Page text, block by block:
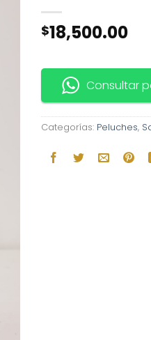
$18,500.00
Consultar
Categorías: Peluches,